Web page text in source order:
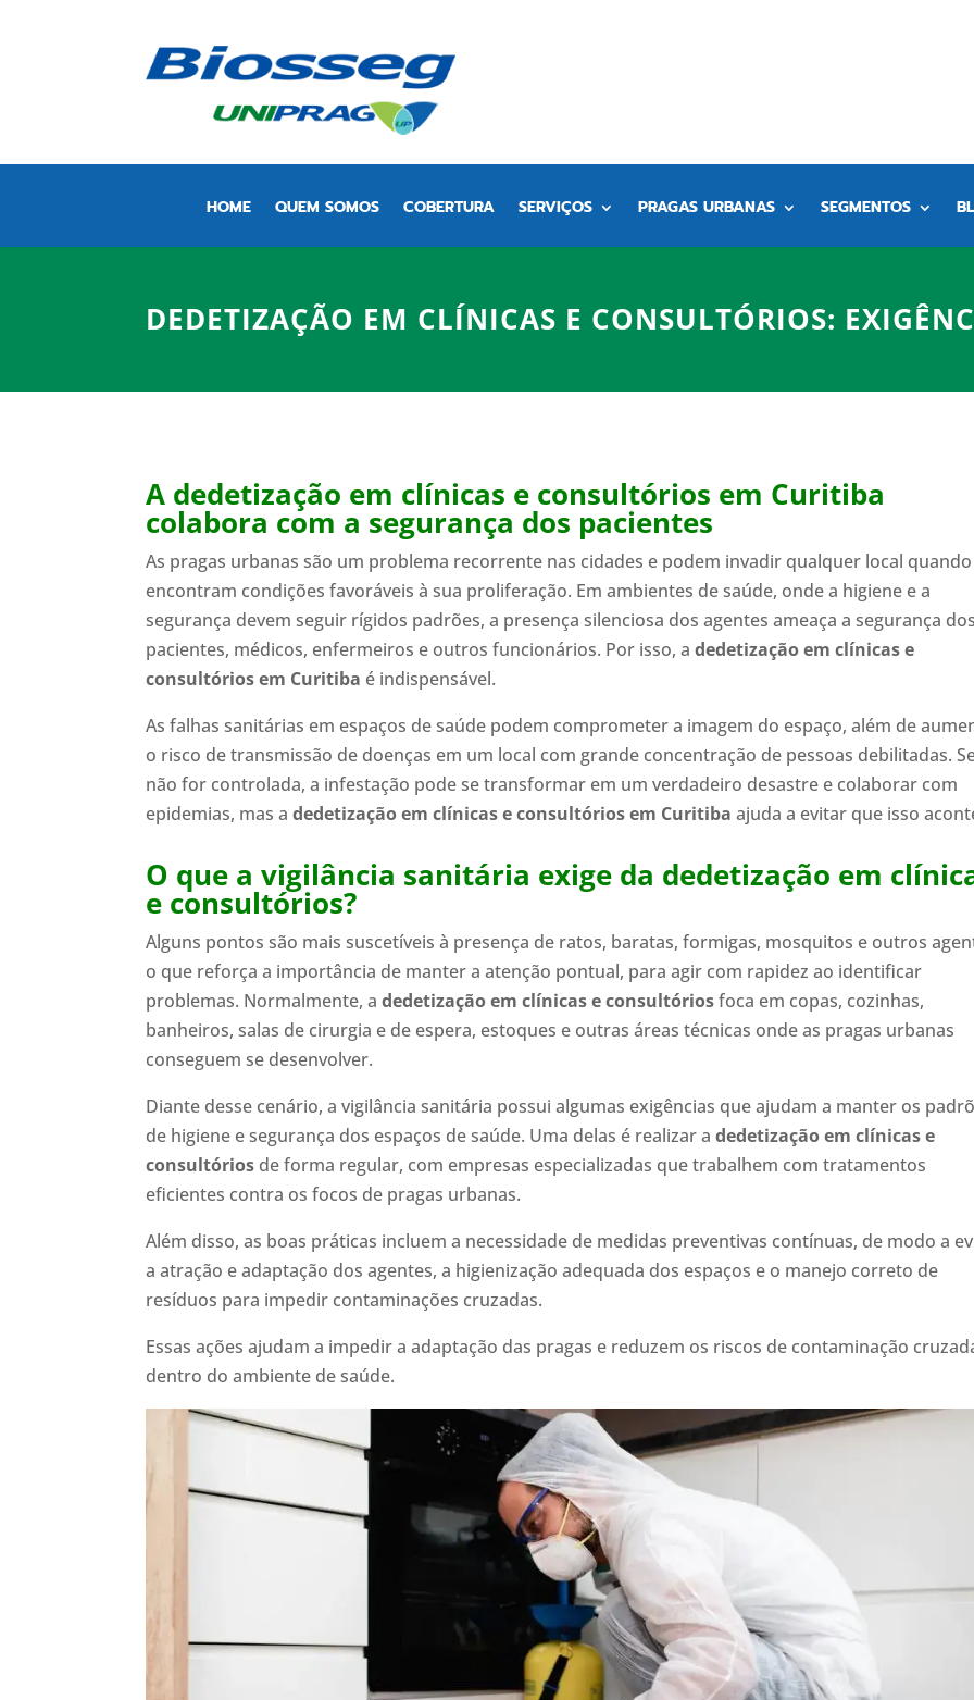
HOME QUEM SOMOS COBERTURA SERVIÇOS PRAGAS URBANAS SEGMENTOS
DEDETIZAÇÃO EM CLÍNICAS E CONSULTÓRIOS:
A dedetização em clínicas e consultórios em Curitiba
colabora com a segurança dos pacientes
As pragas urbanas são um problema recorrente nas cidades e podem invadir qualquer local quando
encontram condições favoráveis à sua proliferação. Em ambientes de saúde, onde a higiene e a
segurança devem seguir rígidos padrões, a presença silenciosa dos agentes ameaça a segurança dos
pacientes, médicos, enfermeiros e outros funcionários. Por isso, adedetização em clínicas e
consultórios em Curitiba é indispensável.
As falhas sanitárias em espaços de saúde podem comprometer a imagem do espaço, além de
o risco de transmissão de doenças em um local com grande concentração de pessoas debilitadas.
não for controlada, a infestação pode se transformar em um verdadeiro desastre e colaborar com
epidemias, mas adedetização em clínicas e consultórios em Curitiba ajuda a evitar que isso
O que a vigilância sanitária exige da dedetização em
e consultórios?
Alguns pontos são mais suscetíveis à presença de ratos, baratas, formigas, mosquitos e outros
o que reforça a importância de manter a atenção pontual, para agir com rapidez ao identificar
problemas. Normalmente, adedetização em clínicas e consultóriosfoca em copas, cozinhas,
banheiros, salas de cirurgia e de espera, estoques e outras áreas técnicas onde as pragas urbanas
conseguem se desenvolver.
Diante desse cenário, a vigilância sanitária possui algumas exigências que ajudam a manter os
de higiene e segurança dos espaços de saúde. Uma delas é realizar adedetização em clínicas e
consultórios de forma regular, com empresas especializadas que trabalhem com tratamentos
eficientes contra os focos de pragas urbanas.
Além disso, as boas práticas incluem a necessidade de medidas preventivas contínuas, de modo a
a atração e adaptação dos agentes, a higienização adequada dos espaços e o manejo correto de
resíduos para impedir contaminações cruzadas.
Essas ações ajudam a impedir a adaptação das pragas e reduzem os riscos de contaminação
dentro do ambiente de saúde.